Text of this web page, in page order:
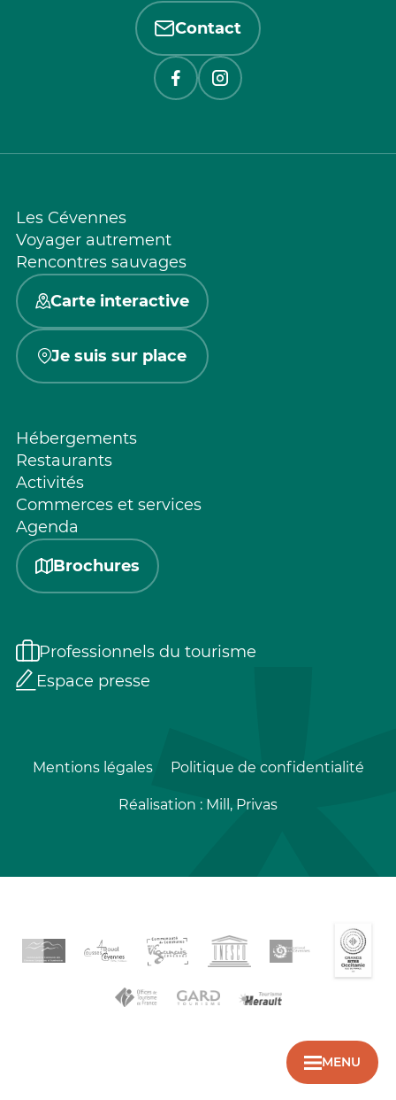
MENU
Contact
Les Cévennes
Voyager autrement
Rencontres sauvages
Carte interactive
Je suis sur place
Hébergements
Restaurants
Activités
Commerces et services
Agenda
Brochures
Professionnels du tourisme
Espace presse
Mentions légales Politique de confidentialité
Réalisation : Mill, Privas